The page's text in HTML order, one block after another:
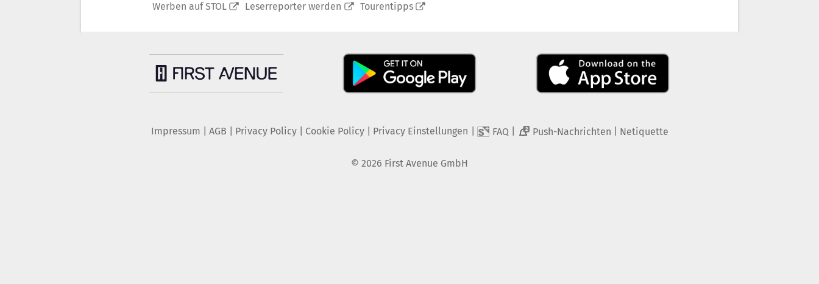
Werben auf STOL Leserreporter werden Tourentipps
Impressum AGB Privacy Policy| Cookie Policy| Privacy Einstellungen FAQ 2 Push-Nachrichten Netiquette
© 2026 First Avenue GmbH